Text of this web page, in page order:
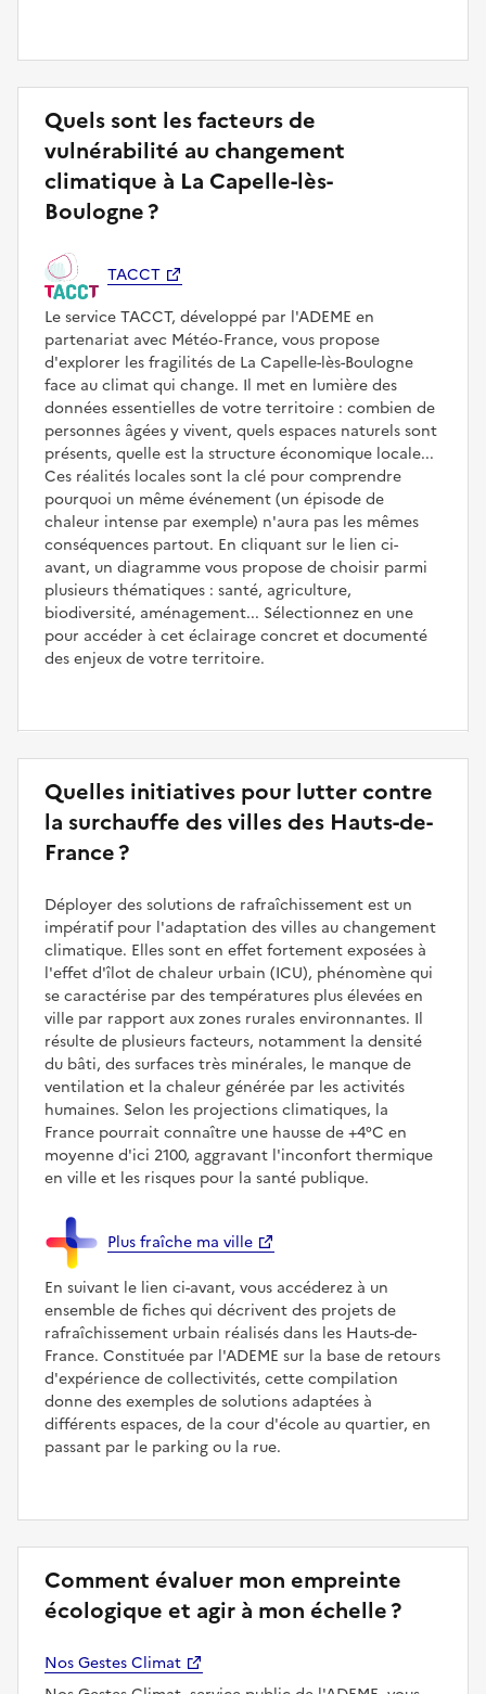
Quels sont les facteurs de
vulnérabilité au changement
climatique à La Capelle-lès-
Boulogne ?
TACCT
Le service TACCT, développé par l'ADEME en
partenariat avec Météo‑France, vous propose
d'explorer les fragilités de La Capelle-lès-Boulogne
face au climat qui change. Il met en lumière des
données essentielles de votre territoire : combien de
personnes âgées y vivent, quels espaces naturels sont
présents, quelle est la structure économique locale...
Ces réalités locales sont la clé pour comprendre
pourquoi un même événement (un épisode de
chaleur intense par exemple) n'aura pas les mêmes
conséquences partout. En cliquant sur le lien ci-
avant, un diagramme vous propose de choisir parmi
plusieurs thématiques : santé, agriculture,
biodiversité, aménagement... Sélectionnez en une
pour accéder à cet éclairage concret et documenté
des enjeux de votre territoire.
Quelles initiatives pour lutter contre
la surchauffe des villes des Hauts-de-
France ?
Déployer des solutions de rafraîchissement est un
impératif pour l'adaptation des villes au changement
climatique. Elles sont en effet fortement exposées à
l'effet d'îlot de chaleur urbain (ICU), phénomène qui
se caractérise par des températures plus élevées en
ville par rapport aux zones rurales environnantes. Il
résulte de plusieurs facteurs, notamment la densité
du bâti, des surfaces très minérales, le manque de
ventilation et la chaleur générée par les activités
humaines. Selon les projections climatiques, la
France pourrait connaître une hausse de +4°C en
moyenne d'ici 2100, aggravant l'inconfort thermique
en ville et les risques pour la santé publique.
Plus fraîche ma ville
En suivant le lien ci-avant, vous accéderez à un
ensemble de fiches qui décrivent des projets de
rafraîchissement urbain réalisés dans les Hauts-de-
France. Constituée par l'ADEME sur la base de retours
d'expérience de collectivités, cette compilation
donne des exemples de solutions adaptées à
différents espaces, de la cour d'école au quartier, en
passant par le parking ou la rue.
Comment évaluer mon empreinte
écologique et agir à mon échelle ?
Nos Gestes Climat